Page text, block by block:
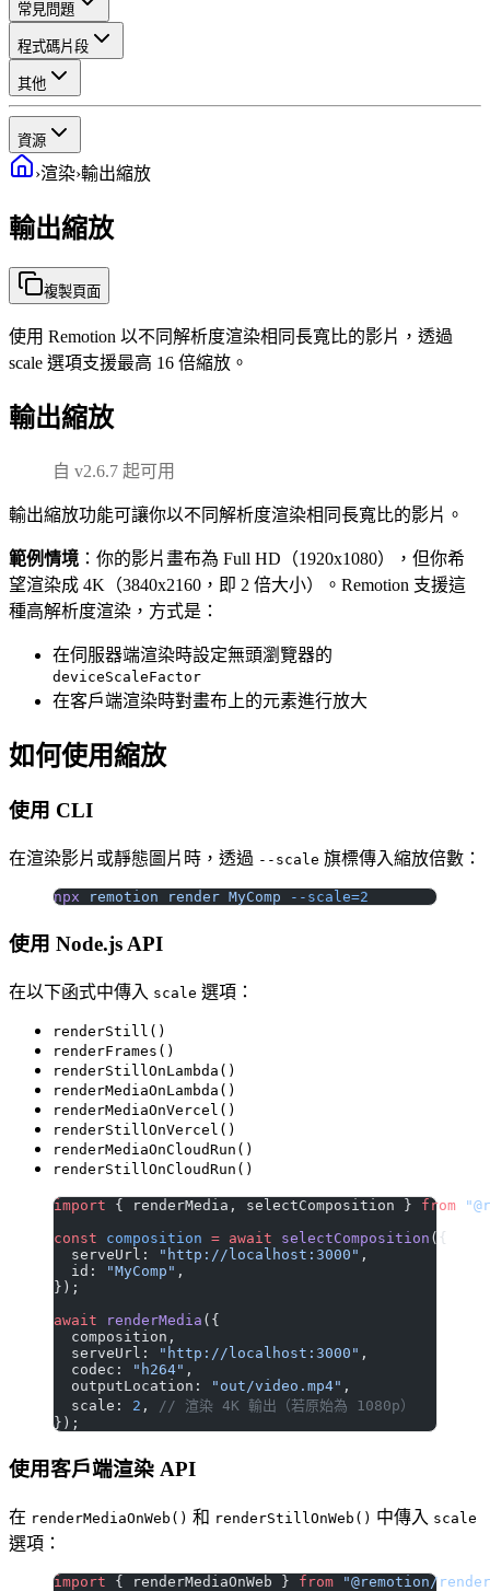
常見問題
程式碼片段
其他
資源
›渲染›輸出縮放
輸出縮放
複製頁面
使用 Remotion 以不同解析度渲染相同長寬比的影片，透過
scale 選項支援最高 16 倍縮放。
輸出縮放
自 v2.6.7 起可用
輸出縮放功能可讓你以不同解析度渲染相同長寬比的影片。
範例情境 ：你的影片畫布為 Full HD（1920x1080），但你希
望渲染成 4K（3840x2160，即 2 倍大小）。Remotion 支援這
種高解析度渲染，方式是：
在伺服器端渲染時設定無頭瀏覽器的
deviceScaleFactor
在客戶端渲染時對畫布上的元素進行放大
如何使用縮放
使用 CLI
在渲染影片或靜態圖片時，透過 --scale 旗標傳入縮放倍數：
npx remotion render MyComp --scale=2
使用 Node.js API
在以下函式中傳入 scale 選項：
renderStill()
renderFrames()
renderStillOnLambda()
renderMediaOnLambda()
renderMediaOnVercel()
renderStillOnVercel()
renderMediaOnCloudRun()
renderStillOnCloudRun()
import { renderMedia, selectComposition } from
const composition = await selectComposition ({
  serveUrl:
"http://localhost:3000" ,
  id:
"MyComp" ,
});
await renderMedia ({
  composition,
  serveUrl:
"http://localhost:3000" ,
  codec:
"h264" ,
  outputLocation:
"out/video.mp4" ,
  scale:
2 ,
// 渲染 4K 輸出（若原始為 1080p）
});
使用客戶端渲染 API
在 renderMediaOnWeb() 和 renderStillOnWeb() 中傳入 scale
選項：
import { renderMediaOnWeb } from "@remotion/